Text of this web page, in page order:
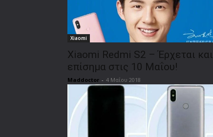
Xiaomi
Xiaomi Redmi S2 – Έρχεται και
επίσημα στις 10 Μαΐου!
Maddoctor - 4 Μαΐου 2018